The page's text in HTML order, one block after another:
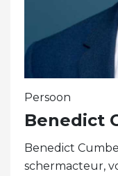
Persoon
Benedict
Benedict
schermacteur,